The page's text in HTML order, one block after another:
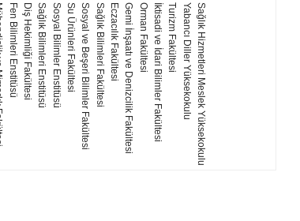
Fen Bilimleri EnstitüsüDiş Hekimliği FakültesiSağlık Bilimleri EnstitüsüSosyal Bilimler EnstitüsüSu Ürünleri FakültesiSosyal ve Beşeri Bilimler FakültesiSağlık Bilimleri FakültesiEczacılık FakültesiGemi İnşaatı ve Denizcilik FakültesiOrman Fakültesiİktisadi ve İdari Bilimler FakültesiTurizm FakültesiYabancı Diller YüksekokuluSağlık Hizmetleri Meslek Yüksekokulu